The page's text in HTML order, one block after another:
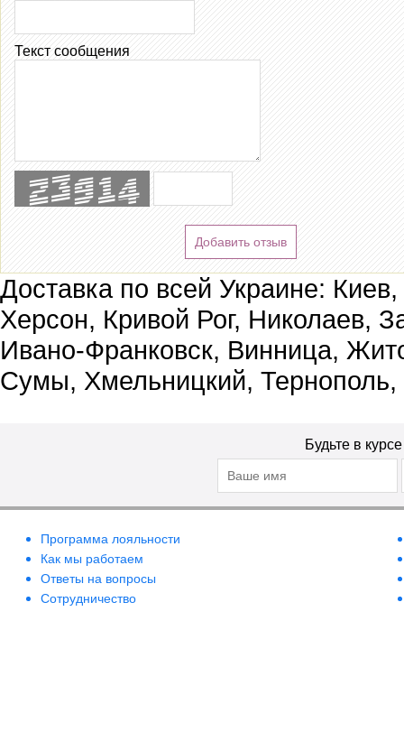
Текст сообщения
Добавить отзыв
Доставка по всей Украине:
Херсон, Кривой Рог, Николаев,
Ивано-Франковск, Винница,
Сумы, Хмельницкий, Тернополь,
Будьте в
Программа лояльности
Как мы работаем
Ответы на вопросы
Сотрудничество